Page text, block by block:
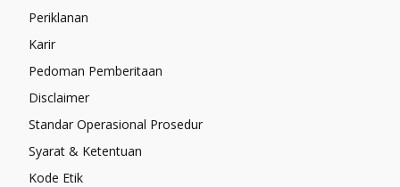
Periklanan
Karir
Pedoman Pemberitaan
Disclaimer
Standar Operasional Prosedur
Syarat & Ketentuan
Kode Etik